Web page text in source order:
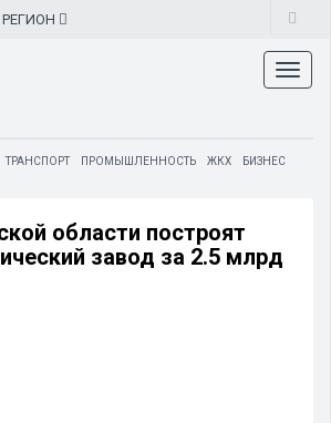
РЕГИОН
ТРАНСПОРТ ПРОМЫШЛЕННОСТЬ ЖКХ БИЗНЕС
области построят
завод за 2.5 млрд